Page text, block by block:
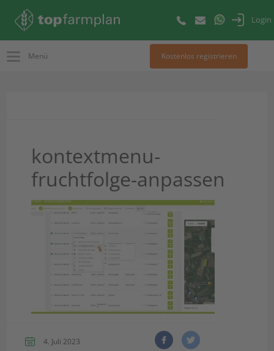
Login
Menü Kostenlos registrieren
kontextmenu-
fruchtfolge-anpassen
4. Juli 2023